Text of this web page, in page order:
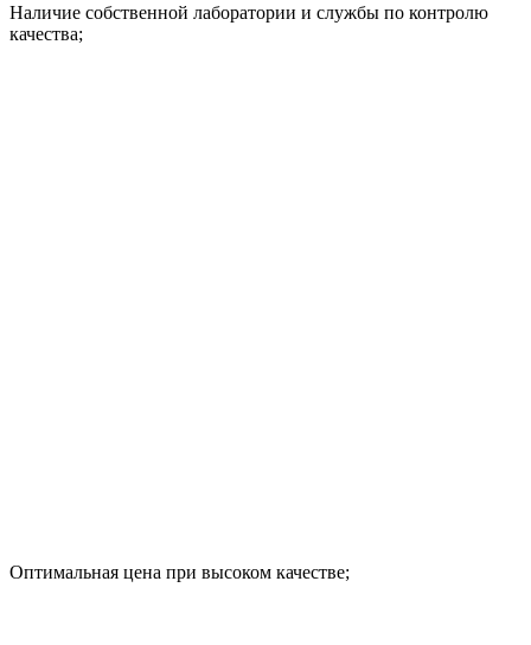
Наличие собственной лаборатории и службы по контролю
качества;
Оптимальная цена при высоком качестве;